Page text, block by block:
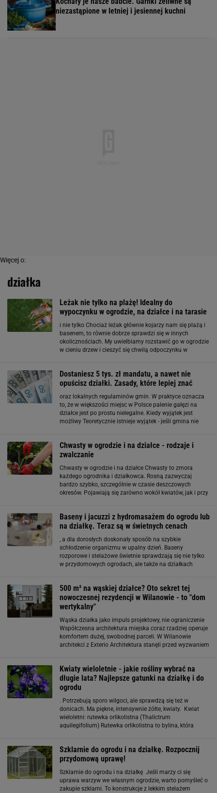
niezastąpione w letniej i jesiennej kuchni
Więcej o:
działka
Leżak nie tylko na plażę! Idealny do
wypoczynku w ogrodzie, na działce i na tarasie
i nie tylko Chociaż leżak głównie kojarzy nam się plażą i
basenem, to równie dobrze sprawdzi się w innych
okolicznościach. My uwielbiamy rozstawić go w ogrodzie
w cieniu drzew i cieszyć się chwilą odpoczynku w
Dostaniesz 5 tys. zł mandatu, a nawet nie
opuścisz działki. Zasady, które lepiej znać
oraz lokalnych regulaminów gmin. W praktyce oznacza
to, że w większości miejsc w Polsce palenie gałęzi na
działce jest po prostu nielegalne. Kiedy wyjątek jest
możliwy Teoretycznie istnieje wyjątek - jeśli gmina nie
Chwasty w ogrodzie i na działce - rodzaje i
zwalczanie
Chwasty w ogrodzie i na działce Chwasty to zmora
każdego ogrodnika i działkowca. Rosną zazwyczaj
bardzo szybko, szczególnie w czasie deszczowych
okresów. Pojawiają się zarówno wokół kwiatów, jak i przy
Baseny i jacuzzi z hydromasażem do ogrodu lub
na działkę. Teraz są w świetnych cenach
, a dla dorosłych doskonały sposób na szybkie
schłodzenie organizmu w upalny dzień. Baseny
rozporowe i stelażowe świetnie sprawdzają się nie tylko
w przydomowych ogrodach, ale także na działkach
500 m² na wąskiej działce? Oto sekret tej
nowoczesnej rezydencji w Wilanowie - to "dom
wertykalny"
Wąska działka jako impuls projektowy, nie ograniczenie
Współczesna architektura miejska coraz rzadziej operuje
komfortem dużej, swobodnej parceli. W Wilanowie
architekci z Exterio Architektura stanęli przed wyzwaniem
Kwiaty wieloletnie - jakie rośliny wybrać na
długie lata? Najlepsze gatunki na działkę i do
ogrodu
. Potrzebują sporo wilgoci, ale sprawdzą się też w
donicach. Ma piękne, intensywnie żółte, kwiaty. Kwiat
wieloletni: rutewka orlikolistna (Thalictrum
aquilegifolium) Rutewka orlikolistna to bylina, która
Szklarnie do ogrodu i na działkę. Rozpocznij
przydomową uprawę!
Szklarnie do ogrodu i na działkę Jeśli marzy ci się
uprawa warzyw we własnym ogrodzie, warto pomyśleć o
zakupie szklarni. To konstrukcje z lekkim stelażem